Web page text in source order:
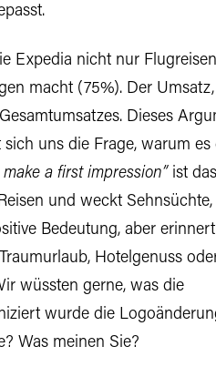
Expedia nicht nur Flugreisen
macht (75%). Der
Dieses
uns die Frage, warum es
a first impression”ist
und weckt
Bedeutung, aber
Hotelgenuss
wüssten gerne, was die
wurde die
Was meinen Sie?